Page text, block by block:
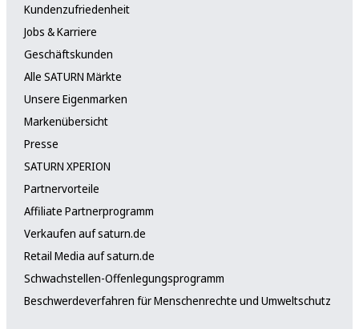
Kundenzufriedenheit
Jobs & Karriere
Geschäftskunden
Alle SATURN Märkte
Unsere Eigenmarken
Markenübersicht
Presse
SATURN XPERION
Partnervorteile
Affiliate Partnerprogramm
Verkaufen auf saturn.de
Retail Media auf saturn.de
Schwachstellen-Offenlegungsprogramm
Beschwerdeverfahren für Menschenrechte und Umweltschutz